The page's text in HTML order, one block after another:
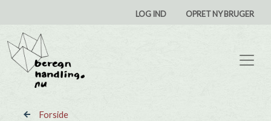
User account
LOG IND OPRET NY BRUGER
Forside